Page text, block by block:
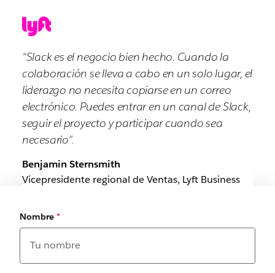
“Slack es el negocio bien hecho. Cuando la
colaboración se lleva a cabo en un solo lugar, el
liderazgo no necesita copiarse en un correo
electrónico. Puedes entrar en un canal de Slack,
seguir el proyecto y participar cuando sea
necesario".
Benjamin Sternsmith
Vicepresidente regional de Ventas, Lyft Business
Nombre *